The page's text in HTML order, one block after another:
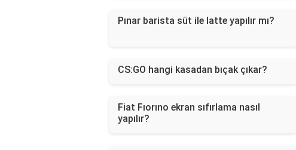
Pınar barista süt ile latte yapılır mı?
CS:GO hangi kasadan bıçak çıkar?
Fiat Fıorıno ekran sıfırlama nasıl
yapılır?